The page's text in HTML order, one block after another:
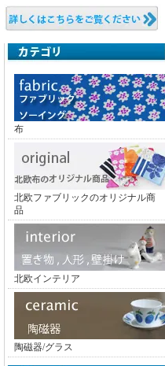
布
北欧ファブリックのオリジナル商
品
北欧インテリア
陶磁器/グラス